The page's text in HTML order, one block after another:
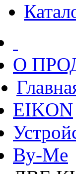
О
EIKON
By-Me